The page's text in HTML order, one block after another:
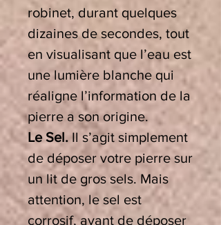
robinet, durant quelques
dizaines de secondes, tout
en visualisant que l’eau est
une lumière blanche qui
réaligne l’information de la
pierre a son origine.
Le Sel. Il s’agit simplement
de déposer votre pierre sur
un lit de gros sels. Mais
attention, le sel est
corrosif, avant de déposer